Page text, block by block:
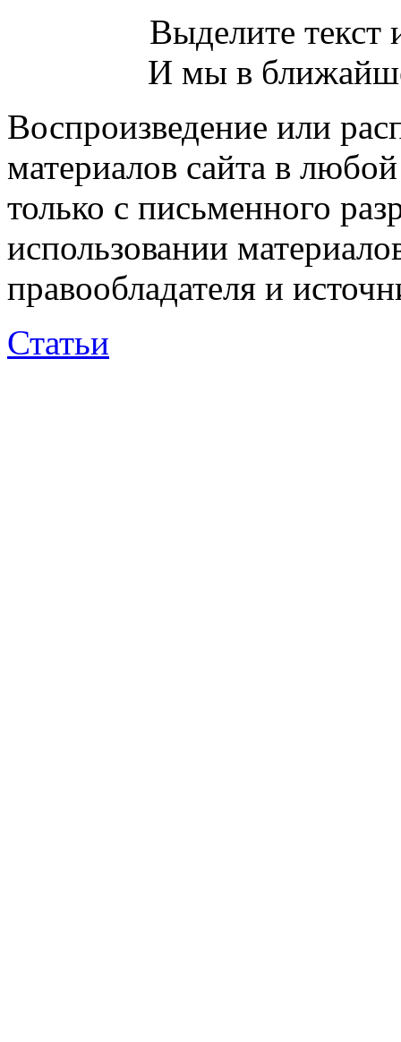
Выделите
И мы в
Воспроизведение или
материалов сайта в
только с письменного
использовании
правообладателя и
Статьи